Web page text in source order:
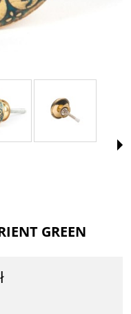
GREEN